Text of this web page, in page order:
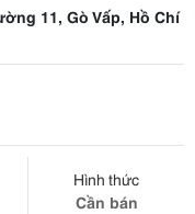
11, Gò Vấp, Hồ Chí
Hình thức
Cần bán